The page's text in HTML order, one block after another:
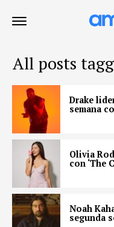
All posts
Drake
semana
Olivia
con ‘The
Noah
segunda